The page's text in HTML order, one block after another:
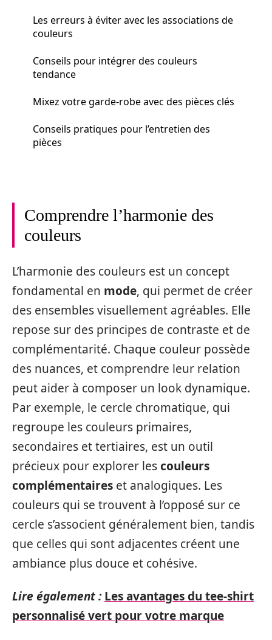
Les erreurs à éviter avec les associations de
couleurs
Conseils pour intégrer des couleurs
tendance
Mixez votre garde-robe avec des pièces clés
Conseils pratiques pour l’entretien des
pièces
Comprendre l’harmonie des
couleurs
L’harmonie des couleurs est un concept
fondamental en mode, qui permet de créer
des ensembles visuellement agréables. Elle
repose sur des principes de contraste et de
complémentarité. Chaque couleur possède
des nuances, et comprendre leur relation
peut aider à composer un look dynamique.
Par exemple, le cercle chromatique, qui
regroupe les couleurs primaires,
secondaires et tertiaires, est un outil
précieux pour explorer lescouleurs
complémentaires et analogiques. Les
couleurs qui se trouvent à l’opposé sur ce
cercle s’associent généralement bien, tandis
que celles qui sont adjacentes créent une
ambiance plus douce et cohésive.
Lire également : Les avantages du tee-shirt
personnalisé vert pour votre marque